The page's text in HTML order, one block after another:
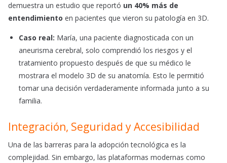
demuestra un estudio que reportó un 40% más de
entendimiento en pacientes que vieron su patología en 3D.
Caso real: María, una paciente diagnosticada con un
aneurisma cerebral, solo comprendió los riesgos y el
tratamiento propuesto después de que su médico le
mostrara el modelo 3D de su anatomía. Esto le permitió
tomar una decisión verdaderamente informada junto a su
familia.
Integración, Seguridad y Accesibilidad
Una de las barreras para la adopción tecnológica es la
complejidad. Sin embargo, las plataformas modernas como